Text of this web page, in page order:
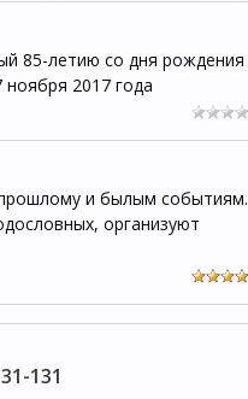
85-летию со дня рождения
2017 года
прошлому и былым событиям.
организуют
131